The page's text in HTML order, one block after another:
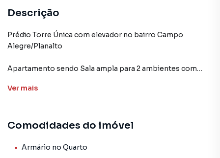
Descrição
Prédio Torre Única com elevador no bairro Campo
Alegre/Planalto
Apartamento sendo Sala ampla para 2 ambientes com
02 Quartos sendo um com armários,
Área de tanque,
01 Elevador
Ver mais
Comodidades do imóvel
Armário no Quarto